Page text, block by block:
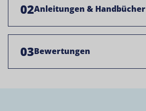
02Anleitungen & Handbücher
03Bewertungen